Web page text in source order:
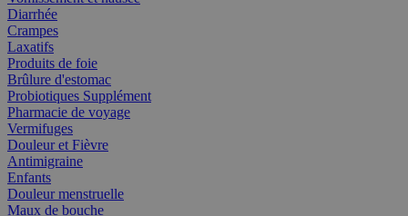
Diarrhée
Crampes
Laxatifs
Produits de foie
Brûlure d'estomac
Probiotiques Supplément
Pharmacie de voyage
Vermifuges
Douleur et Fièvre
Antimigraine
Enfants
Douleur menstruelle
Maux de bouche